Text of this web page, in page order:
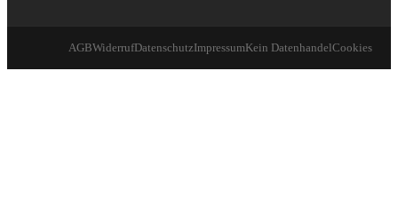
AGBWiderrufDatenschutzImpressumKein DatenhandelCookies